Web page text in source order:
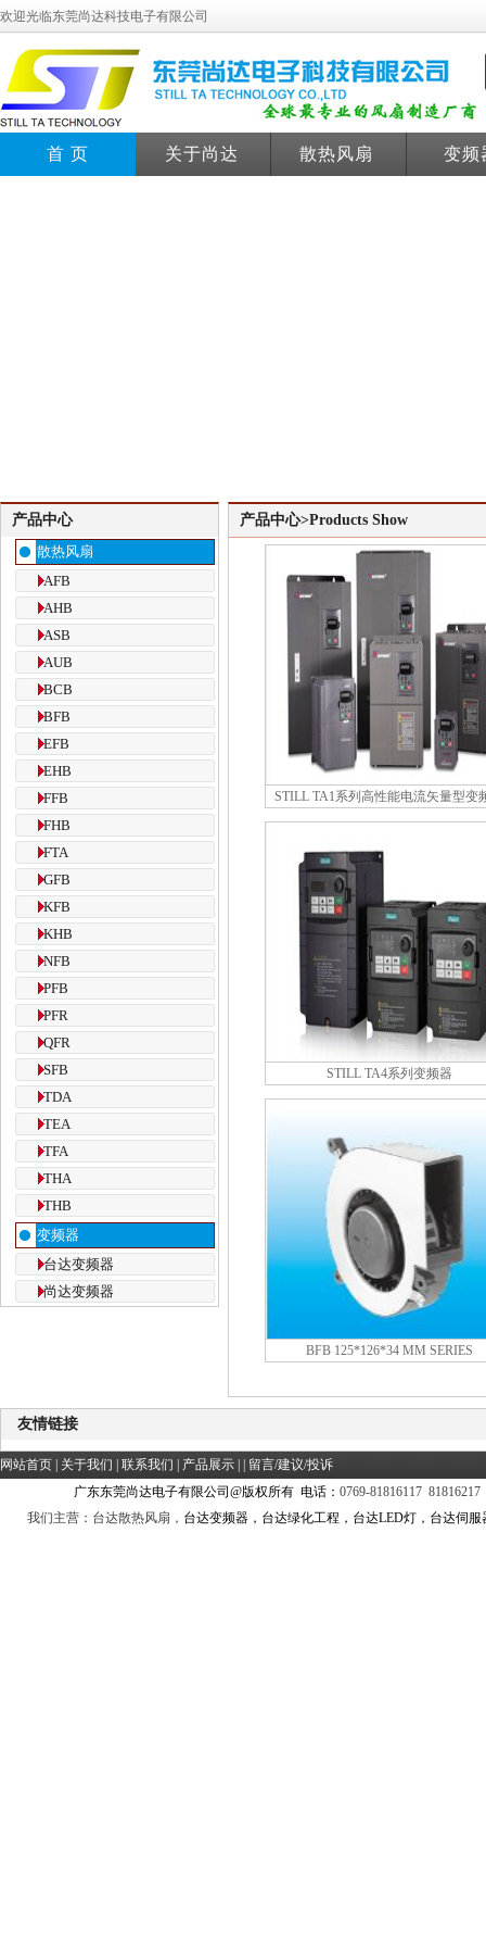
欢迎光临东莞尚达科技电子有限公司
首 页 关于尚达 散热风扇 变频
产品中心
散热风扇
AFB
AHB
ASB
AUB
BCB
BFB
EFB
EHB
FFB
FHB
FTA
GFB
KFB
KHB
NFB
PFB
PFR
QFR
SFB
TDA
TEA
TFA
THA
THB
变频器
台达变频器
尚达变频器
产品中心>Products Show
STILL TA1系列高性能电流矢量型变
STILL TA4系列变频器
BFB 125*126*34 MM SERIES
友情链接
网站首页 关于我们 联系我们 产品展示
留言/建议/投诉
广东东莞尚达电子有限公司@版权所有 电话： 0769-81816117 81816217
我们主营：台达散热风扇， 台达变频器，台达绿化工程，台达LED灯，台达伺